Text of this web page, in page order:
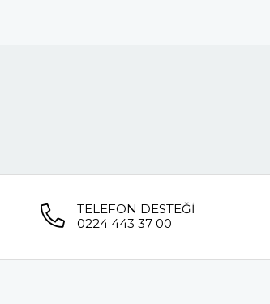
TELEFON DESTEĞİ
0224 443 37 00